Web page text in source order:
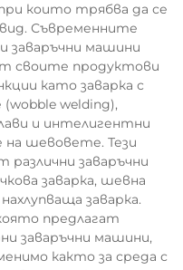
които трябва да се
Съвременните
заваръчни машини
своите продуктови
като заварка с
welding),
и интелигентни
на шевовете. Тези
заваръчни
заварка, шевна
заварка.
предлагат
заваръчни машини,
както за среда с